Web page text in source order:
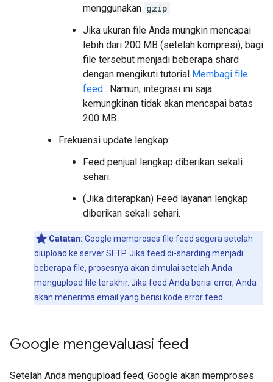
menggunakan gzip
Jika ukuran file Anda mungkin mencapai
lebih dari 200 MB (setelah kompresi), bagi
file tersebut menjadi beberapa shard
dengan mengikuti tutorial Membagi file
feed . Namun, integrasi ini saja
kemungkinan tidak akan mencapai batas
200 MB.
Frekuensi update lengkap:
Feed penjual lengkap diberikan sekali
sehari.
(Jika diterapkan) Feed layanan lengkap
diberikan sekali sehari.
Catatan: Google memproses file feed segera setelah
diupload ke server SFTP. Jika feed di-sharding menjadi
beberapa file, prosesnya akan dimulai setelah Anda
mengupload file terakhir. Jika feed Anda berisi error, Anda
akan menerima email yang berisi kode error feed
Google mengevaluasi feed
Setelah Anda mengupload feed, Google akan memproses